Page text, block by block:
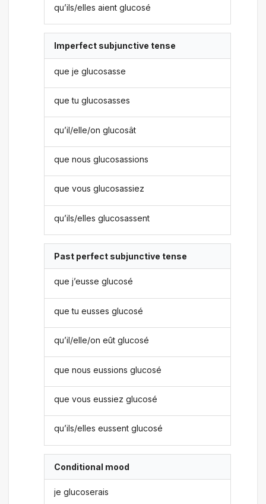
qu’ils/elles aient glucosé
Imperfect subjunctive tense
que je glucosasse
que tu glucosasses
qu’il/elle/on glucosât
que nous glucosassions
que vous glucosassiez
qu’ils/elles glucosassent
Past perfect subjunctive tense
que j’eusse glucosé
que tu eusses glucosé
qu’il/elle/on eût glucosé
que nous eussions glucosé
que vous eussiez glucosé
qu’ils/elles eussent glucosé
Conditional mood
je glucoserais